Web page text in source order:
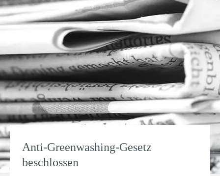
Anti-Greenwashing-Gesetz
beschlossen